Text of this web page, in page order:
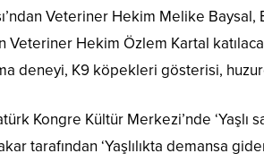
Veteriner Hekim Melike Baysal,
Veteriner Hekim Özlem Kartal
deneyi, K9 köpekleri gösterisi,
Kongre Kültür Merkezi’nde ‘Yaşlı
tarafından ‘Yaşlılıkta demansa